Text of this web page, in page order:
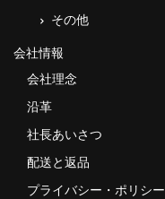
麺類
文具・雑貨
日用品・雑貨
その他
会社情報
会社理念
沿革
社長あいさつ
配送と返品
プライバシー・ポリシー